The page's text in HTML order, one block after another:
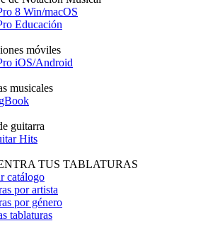
8 Win/macOS
Educación
móviles
iOS/Android
musicales
guitarra
Hits
TUS TABLATURAS
catálogo
por artista
por género
tablaturas